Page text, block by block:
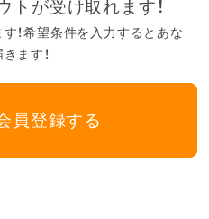
トが受け取れます！
！希望条件を入力するとあな
ます！
員登録する